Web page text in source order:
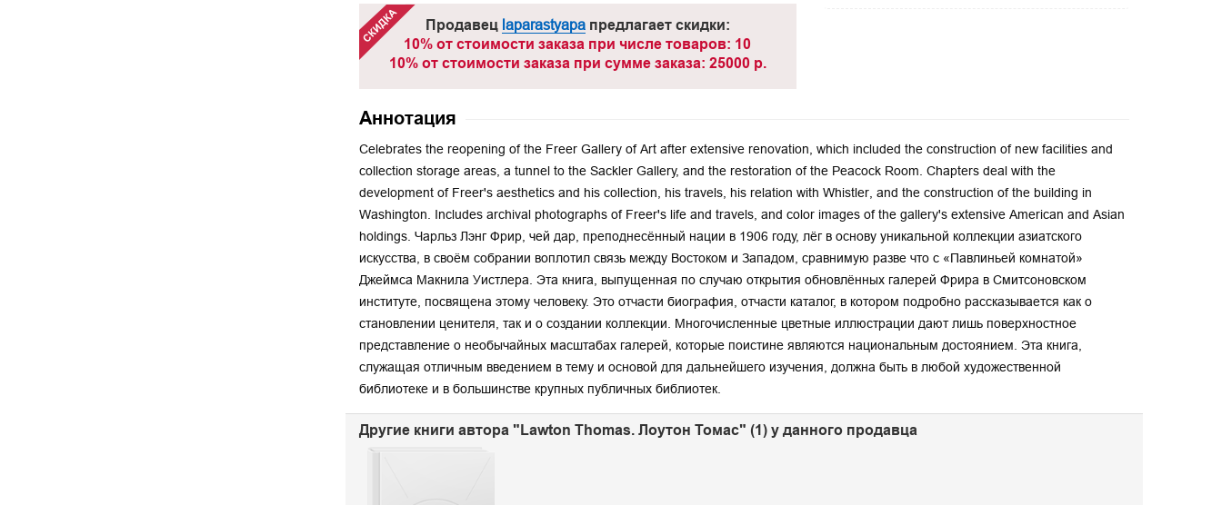
Продавец laparastyapaпредлагает скидки:
10% от стоимости заказа при числе товаров: 10
10% от стоимости заказа при сумме заказа: 25000 р.
Аннотация
Celebrates the reopening of the Freer Gallery of Art after extensive renovation, which included the construction of new facilities and
collection storage areas, a tunnel to the Sackler Gallery, and the restoration of the Peacock Room. Chapters deal with the
development of Freer's aesthetics and his collection, his travels, his relation with Whistler, and the construction of the building in
Washington. Includes archival photographs of Freer's life and travels, and color images of the gallery's extensive American and Asian
holdings. Чарльз Лэнг Фрир, чей дар, преподнесённый нации в 1906 году, лёг в основу уникальной коллекции азиатского
искусства, в своём собрании воплотил связь между Востоком и Западом, сравнимую разве что с «Павлиньей комнатой»
Джеймса Макнила Уистлера. Эта книга, выпущенная по случаю открытия обновлённых галерей Фрира в Смитсоновском
институте, посвящена этому человеку. Это отчасти биография, отчасти каталог, в котором подробно рассказывается как о
становлении ценителя, так и о создании коллекции. Многочисленные цветные иллюстрации дают лишь поверхностное
представление о необычайных масштабах галерей, которые поистине являются национальным достоянием. Эта книга,
служащая отличным введением в тему и основой для дальнейшего изучения, должна быть в любой художественной
библиотеке и в большинстве крупных публичных библиотек.
Другие книги автора "Lawton Thomas. Лоутон Томас" (1) у данного продавца